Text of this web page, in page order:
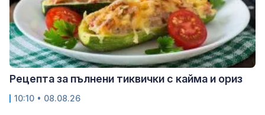
Рецепта за пълнени тиквички с кайма и ориз
10:10 • 08.08.26